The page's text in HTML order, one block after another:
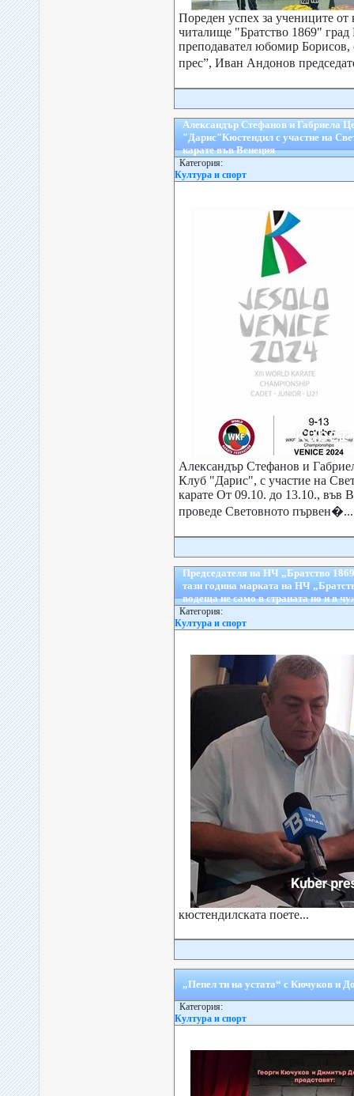
Пореден успех за учениците от
читалище "Братство 1869"
преподавател юбомир
прес”, Иван Андонов
Александър Стефанов и Габриела
"Дарис"Кюстендил с участие на
карате във Венеция
Категория:
Култура и спорт
Александър Стефанов и
Клуб "Дарис", с участие на
карате От 09.10. до 13.10., във
проведе Световното първен�...
Председателя на НЧ „Братство
тази година марката на НЧ
водеща не само в страната но и в
Категория:
Култура и спорт
кюстендилската поете...
„Пепел ти на устата“ с Кючуков и
Категория:
Култура и спорт